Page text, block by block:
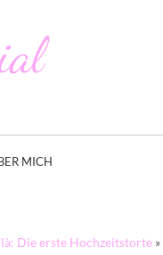
MICH
Die erste Hochzeitstorte »